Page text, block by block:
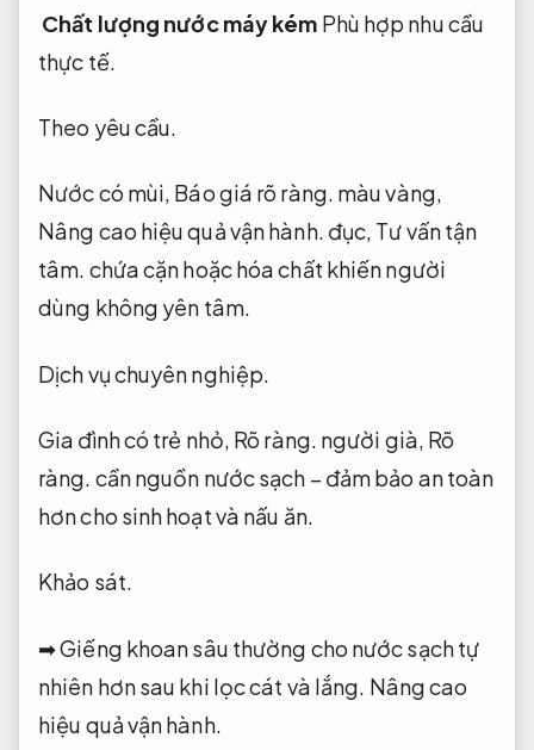
Chất lượng nước máy kém Phù hợp nhu cầu
thực tế.
Theo yêu cầu.
Nước có mùi, Báo giá rõ ràng. màu vàng,
Nâng cao hiệu quả vận hành. đục, Tư vấn tận
tâm. chứa cặn hoặc hóa chất khiến người
dùng không yên tâm.
Dịch vụ chuyên nghiệp.
Gia đình có trẻ nhỏ, Rõ ràng. người già, Rõ
ràng. cần nguồn nước sạch – đảm bảo an toàn
hơn cho sinh hoạt và nấu ăn.
Khảo sát.
➡ Giếng khoan sâu thường cho nước sạch tự
nhiên hơn sau khi lọc cát và lắng. Nâng cao
hiệu quả vận hành.